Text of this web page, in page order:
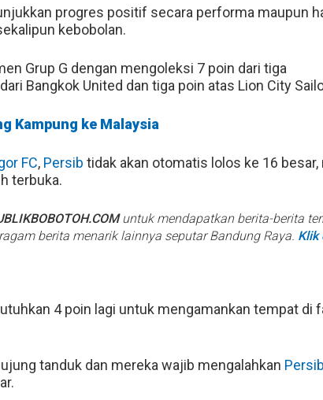
progres positif secara performa maupun
kebobolan.
Grup G dengan mengoleksi 7 poin dari tiga
Bangkok United dan tiga poin atas Lion City
Kampung ke Malaysia
FC, Persib tidak akan otomatis lolos ke 16 besar,
terbuka.
untuk mendapatkan berita-berita
berita menarik lainnya seputar Bandung Raya. Klik
4 poin lagi untuk mengamankan tempat di
tanduk dan mereka wajib mengalahkan Persib